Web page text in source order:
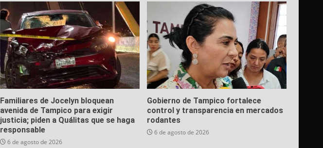
Familiares de Jocelyn bloquean
avenida de Tampico para exigir
justicia; piden a Quálitas que se haga
responsable
6 de agosto de 2026
Gobierno de Tampico fortalece
control y transparencia en mercados
rodantes
6 de agosto de 2026